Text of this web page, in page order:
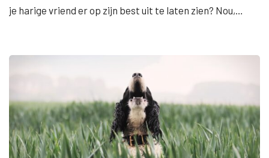
je harige vriend er op zijn best uit te laten zien? Nou,…